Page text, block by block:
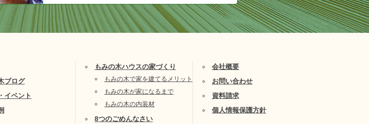
ブログ
イベント
もみの木ハウスの家づくり
もみの木で家を建てるメリット
もみの木が家になるまで
もみの木の内装材
8つのごめんなさい
会社概要
お問い合わせ
資料請求
個人情報保護方針